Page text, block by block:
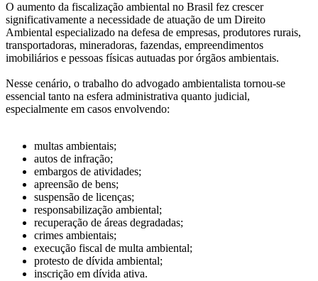
O aumento da fiscalização ambiental no Brasil fez crescer
significativamente a necessidade de atuação de um Direito
Ambiental especializado na defesa de empresas, produtores rurais,
transportadoras, mineradoras, fazendas, empreendimentos
imobiliários e pessoas físicas autuadas por órgãos ambientais.
Nesse cenário, o trabalho do advogado ambientalista tornou-se
essencial tanto na esfera administrativa quanto judicial,
especialmente em casos envolvendo:
multas ambientais;
autos de infração;
embargos de atividades;
apreensão de bens;
suspensão de licenças;
responsabilização ambiental;
recuperação de áreas degradadas;
crimes ambientais;
execução fiscal de multa ambiental;
protesto de dívida ambiental;
inscrição em dívida ativa.